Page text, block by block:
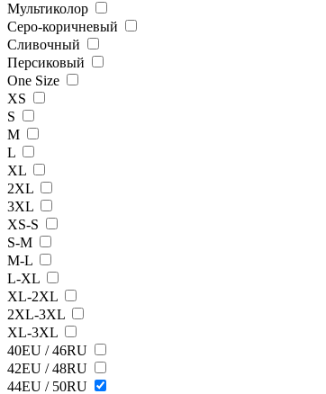
Мультиколор
Серо-коричневый
Сливочный
Персиковый
One Size
XS
S
M
L
XL
2XL
3XL
XS-S
S-M
M-L
L-XL
XL-2XL
2XL-3XL
XL-3XL
40EU / 46RU
42EU / 48RU
44EU / 50RU